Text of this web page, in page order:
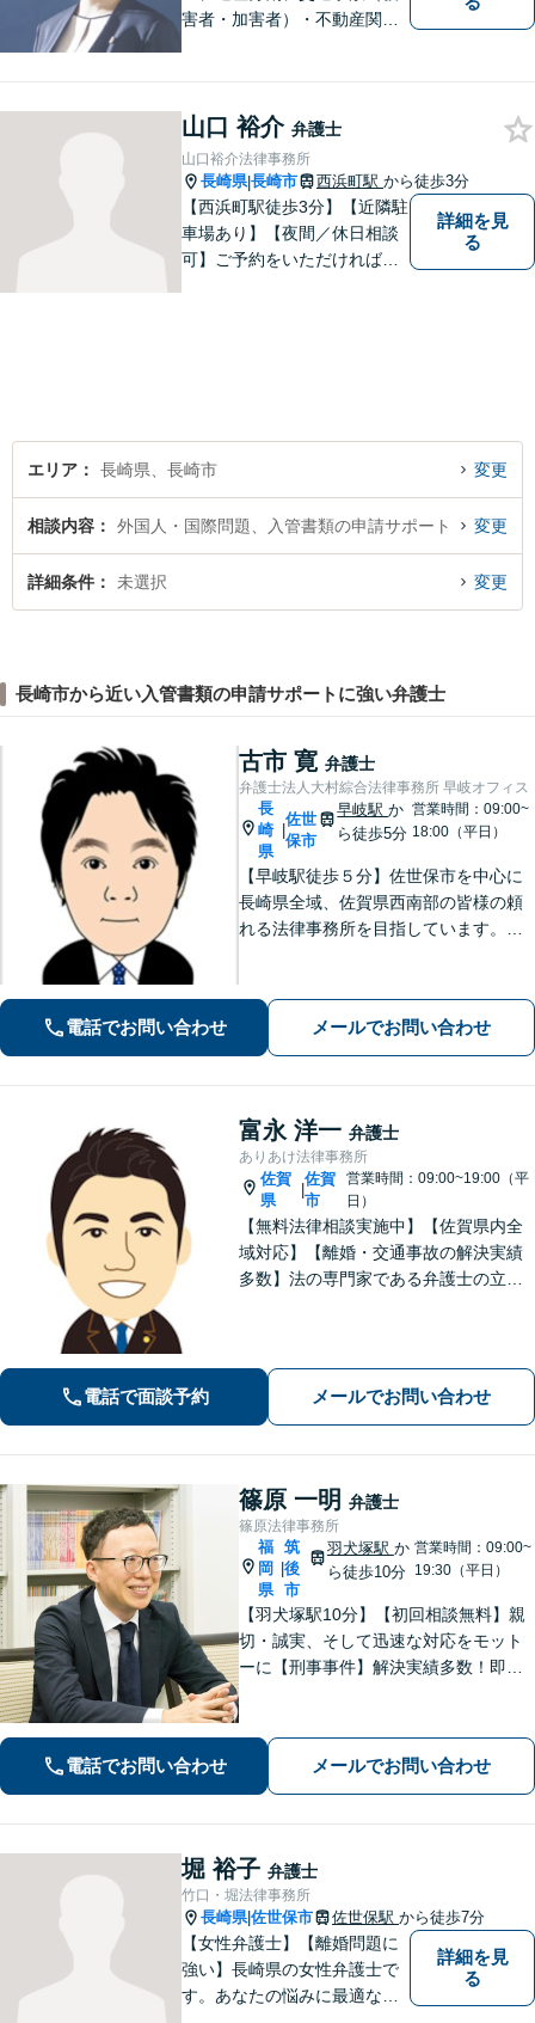
害者・加害者）・不動産関連
山口 裕介 弁護士
山口裕介法律事務所
長崎県|長崎市 西浜町駅 から徒歩3分
【西浜町駅徒歩3分】【近隣駐
車場あり】【夜間／休日相談
可】ご予約をいただければ、
詳細を見
る
エリア 長崎県、長崎市 変更
相談内容 外国人・国際問題、入管書類の申請サポート 変更
詳細条件 未選択 変更
長崎市から近い入管書類の申請サポートに強い弁護士
古市 寛 弁護士
弁護士法人大村綜合法律事務所 早岐オフィス
長
崎
県
佐世
保市
早岐駅か
ら徒歩5分
営業時間：09:00~
18:00（平日）
【早岐駅徒歩５分】佐世保市を中心に
長崎県全域、佐賀県西南部の皆様の頼
れる法律事務所を目指しています。相
います。早期解決には、早めのご相談
が肝要です。
電話でお問い合わせ メールでお問い合わせ
富永 洋一 弁護士
ありあけ法律事務所
佐賀
県
|
佐賀
市
営業時間：09:00~19:00（平
日）
【無料法律相談実施中】【佐賀県内全
域対応】【離婚・交通事故の解決実績
多数】法の専門家である弁護士の立場
電話で面談予約 メールでお問い合わせ
篠原 一明 弁護士
篠原法律事務所
福
岡
県
|
筑
後
市
羽犬塚駅 か
ら徒歩10分
営業時間：09:00~
19:30（平日）
【羽犬塚駅10分】【初回相談無料】親
切・誠実、そして迅速な対応をモット
ーに【刑事事件】解決実績多数！即時
選択肢と法的権利を明確にし、納得の
いく決断ができるよう支援いたします
電話でお問い合わせ メールでお問い合わせ
堀 裕子 弁護士
竹口・堀法律事務所
長崎県|佐世保市 佐世保駅 から徒歩7分
【女性弁護士】【離婚問題に
強い】長崎県の女性弁護士で
す。あなたの悩みに最適なリ
詳細を見
る